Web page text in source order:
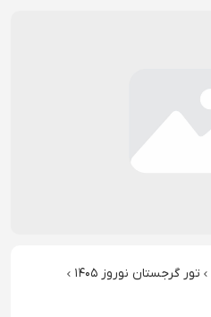
تور گرجستان نوروز ۱۴۰۵